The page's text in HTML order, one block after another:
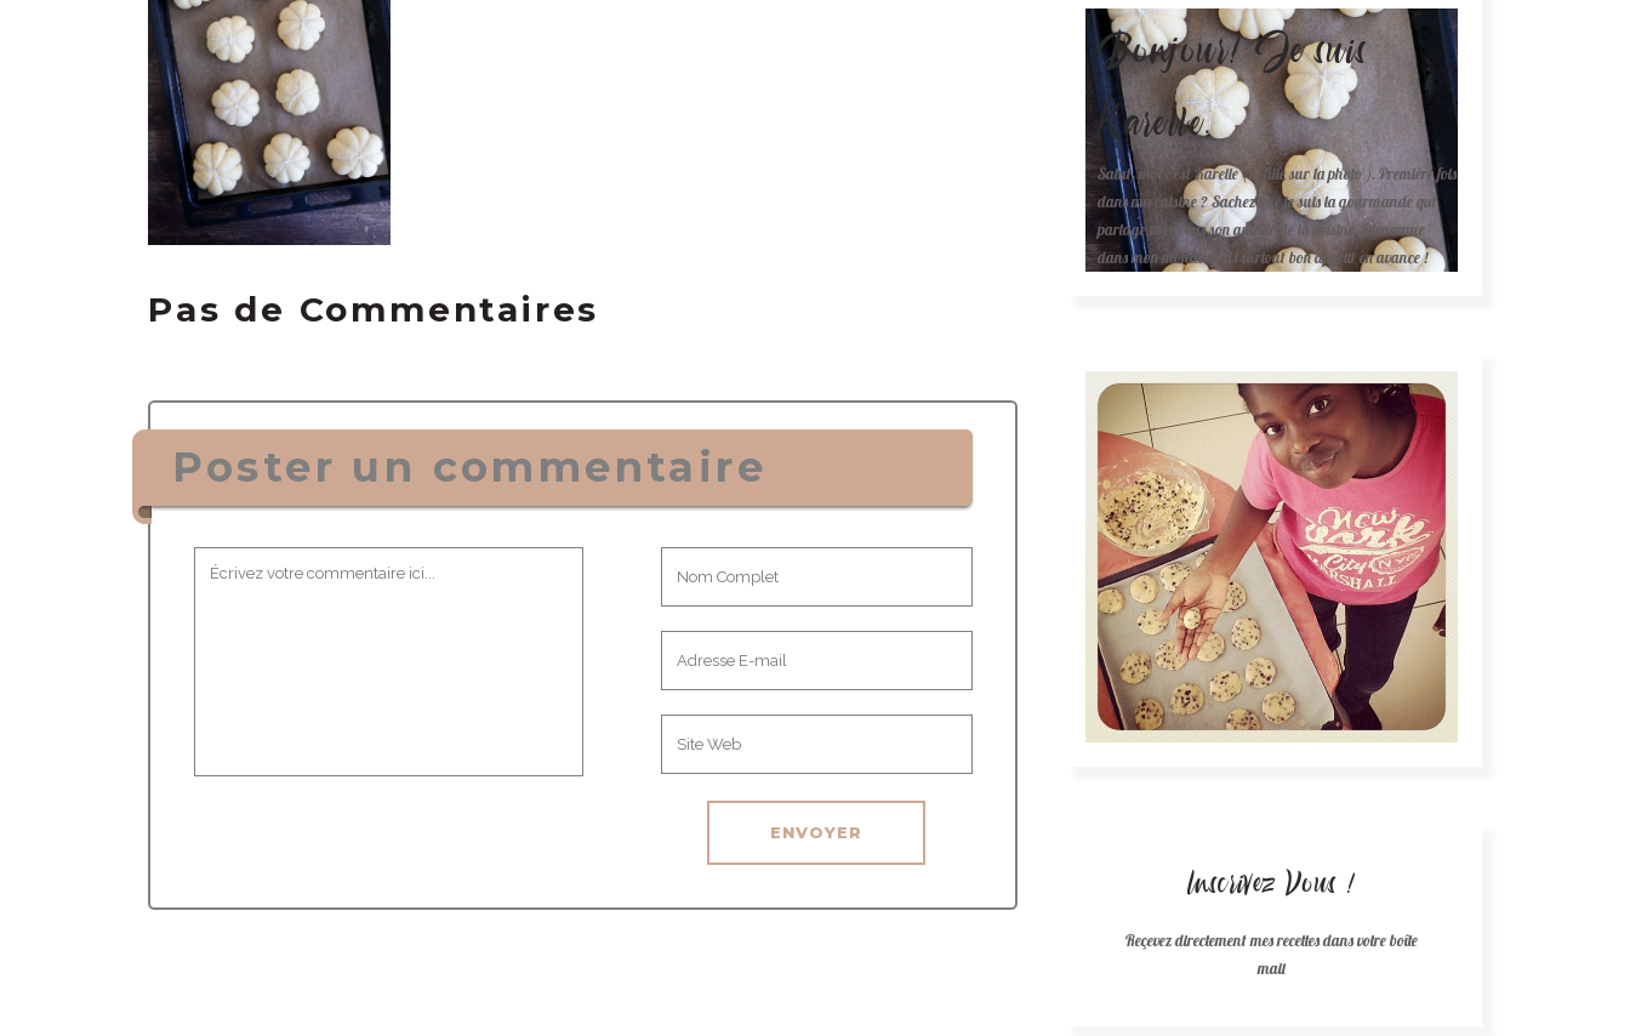
Pas de Commentaires
Poster un commentaire
Bonjour! Je suis
Karelle.
Salut, moi c'est Karelle (la fille sur la photo ). Première fois
dans ma cuisine ? Sachez que je suis la gourmande qui
partage avec vous son amour de la cuisine. Bienvenue
dans mon monde mais surtout bon appétit en avance !
Inscrivez Vous !
Reçevez directement mes recettes dans votre boîte
mail